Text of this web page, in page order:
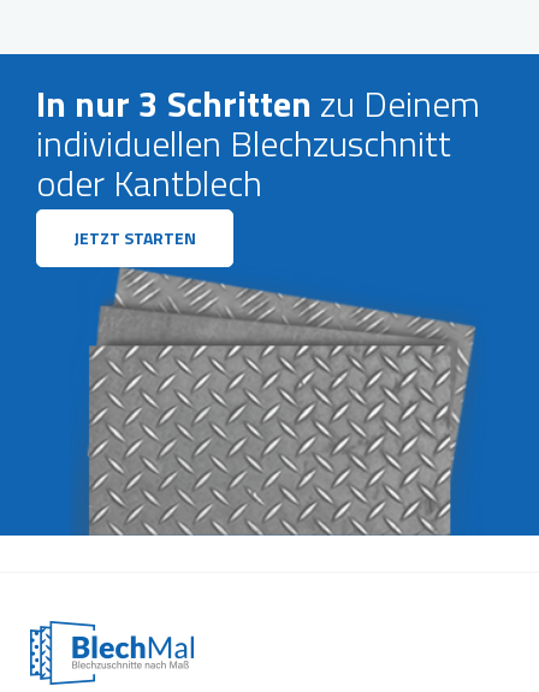
In nur 3 Schritten zu Deinem
individuellen Blechzuschnitt
oder Kantblech
JETZT STARTEN